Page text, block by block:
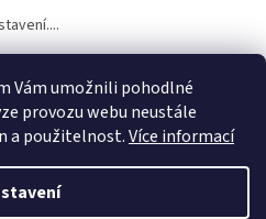
Vám umožnili pohodlné
provozu webu neustále
a použitelnost.Více informací
VLOŽIT HODNOCENÍ
Shoptet